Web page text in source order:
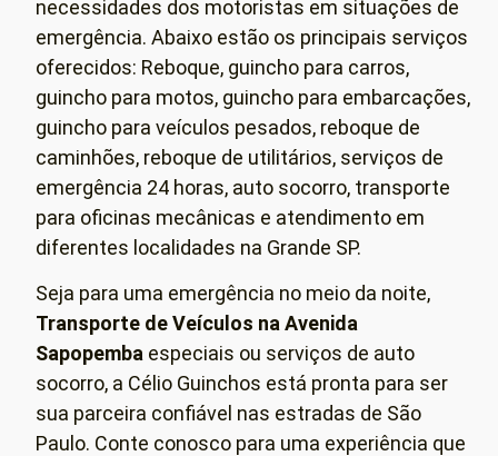
necessidades dos motoristas em situações de
emergência. Abaixo estão os principais serviços
oferecidos: Reboque, guincho para carros,
guincho para motos, guincho para embarcações,
guincho para veículos pesados, reboque de
caminhões, reboque de utilitários, serviços de
emergência 24 horas, auto socorro, transporte
para oficinas mecânicas e atendimento em
diferentes localidades na Grande SP.
Seja para uma emergência no meio da noite,
Transporte de Veículos na Avenida
Sapopemba especiais ou serviços de auto
socorro, a Célio Guinchos está pronta para ser
sua parceira confiável nas estradas de São
Paulo. Conte conosco para uma experiência que